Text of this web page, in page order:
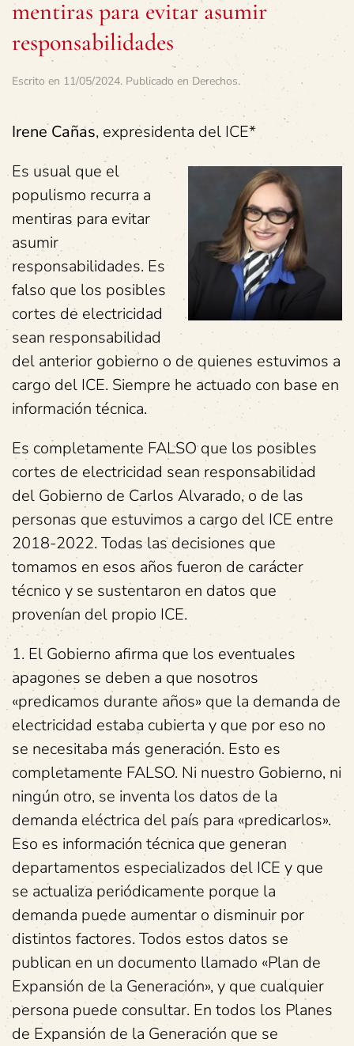
mentiras para evitar asumir
responsabilidades
Escrito en 11/05/2024. Publicado en Derechos.
Irene Cañas, expresidenta del ICE*
Es usual que el
populismo recurra a
mentiras para evitar
asumir
responsabilidades. Es
falso que los posibles
cortes de electricidad
sean responsabilidad
del anterior gobierno o de quienes estuvimos a
cargo del ICE. Siempre he actuado con base en
información técnica.
Es completamente FALSO que los posibles
cortes de electricidad sean responsabilidad
del Gobierno de Carlos Alvarado, o de las
personas que estuvimos a cargo del ICE entre
2018-2022. Todas las decisiones que
tomamos en esos años fueron de carácter
técnico y se sustentaron en datos que
provenían del propio ICE.
1. El Gobierno afirma que los eventuales
apagones se deben a que nosotros
«predicamos durante años» que la demanda de
electricidad estaba cubierta y que por eso no
se necesitaba más generación. Esto es
completamente FALSO. Ni nuestro Gobierno, ni
ningún otro, se inventa los datos de la
demanda eléctrica del país para «predicarlos».
Eso es información técnica que generan
departamentos especializados del ICE y que
se actualiza periódicamente porque la
demanda puede aumentar o disminuir por
distintos factores. Todos estos datos se
publican en un documento llamado «Plan de
Expansión de la Generación», y que cualquier
persona puede consultar. En todos los Planes
de Expansión de la Generación que se